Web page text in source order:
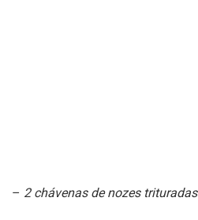
– 2 chávenas de nozes trituradas